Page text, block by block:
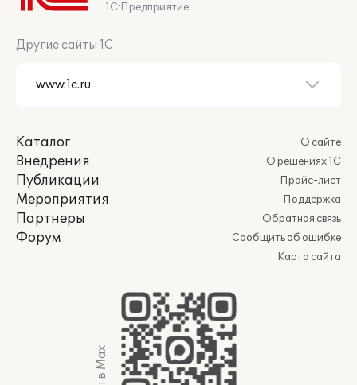
1С:Предприятие
Другие сайты 1С
Каталог
Внедрения
Публикации
Мероприятия
Партнеры
Форум
О сайте
О решениях 1С
Прайс-лист
Поддержка
Обратная связь
Сообщить об ошибке
Карта сайта
Мы в Max